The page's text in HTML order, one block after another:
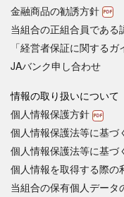
金融商品の勧誘方針
当組合の正組合員である
「経営者保証に関する
JAバンク申し合わせ
情報の取り扱いについて
個人情報保護方針
個人情報保護法等に基づ
個人情報保護法等に基づ
個人情報を取得する際
当組合の保有個人デー